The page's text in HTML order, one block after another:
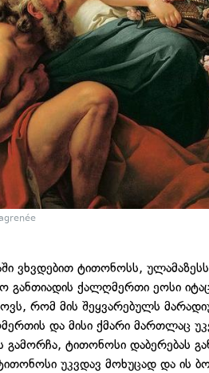
ვხვდებით ტითონოსს,
განთიადის ქალღმერთი ეოსი
რომ მის შეყვარებულს
და მისი ქმარი მართლაც
ტითონოსი დაბერებას
უკვდავ მოხუცად და ის